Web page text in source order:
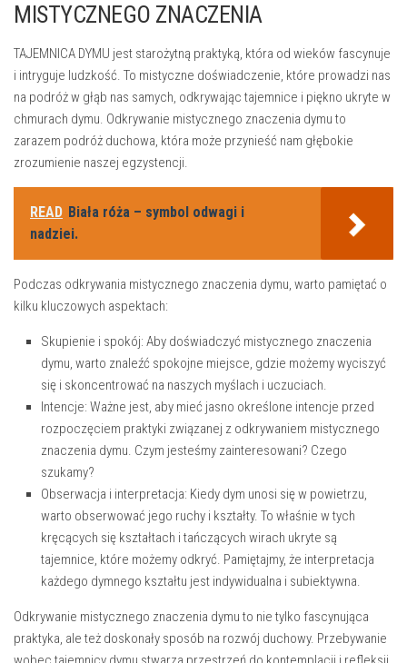
MISTYCZNEGO ZNACZENIA
TAJEMNICA DYMU jest starożytną praktyką,‌ która od wieków fascynuje
i⁢ intryguje ludzkość. To mistyczne doświadczenie, które prowadzi nas‌
na podróż w głąb⁢ nas⁤ samych, odkrywając tajemnice i‌ piękno ukryte ⁣w
chmurach⁤ dymu. ⁣Odkrywanie mistycznego znaczenia dymu to
zarazem podróż duchowa, która ‍może przynieść nam ‌głębokie⁤
zrozumienie ‍naszej egzystencji.
READ Biała róża – symbol odwagi i
nadziei.
Podczas odkrywania mistycznego znaczenia dymu, warto pamiętać ‌o​
kilku kluczowych aspektach:
Skupienie ‌i spokój: Aby⁤ doświadczyć mistycznego znaczenia
dymu, warto znaleźć spokojne miejsce, ​gdzie możemy⁤ wyciszyć
się ‌i skoncentrować na⁢ naszych myślach ⁤i uczuciach.
Intencje: Ważne jest, aby mieć jasno określone intencje przed
rozpoczęciem ⁣praktyki związanej z odkrywaniem‌ mistycznego
znaczenia dymu. Czym jesteśmy zainteresowani? Czego
szukamy?
Obserwacja ‌i‌ interpretacja: Kiedy dym ⁤unosi się w ⁣powietrzu,
warto obserwować jego⁤ ruchy i kształty. To właśnie w tych
kręcących się kształtach ⁤i ⁢tańczących wirach ukryte są ​
tajemnice,⁤ które możemy ⁢odkryć. Pamiętajmy, że interpretacja⁤
każdego dymnego kształtu jest⁤ indywidualna i subiektywna.
Odkrywanie mistycznego znaczenia dymu to ⁣nie tylko fascynująca
praktyka, ale też ⁤doskonały sposób na rozwój duchowy. Przebywanie